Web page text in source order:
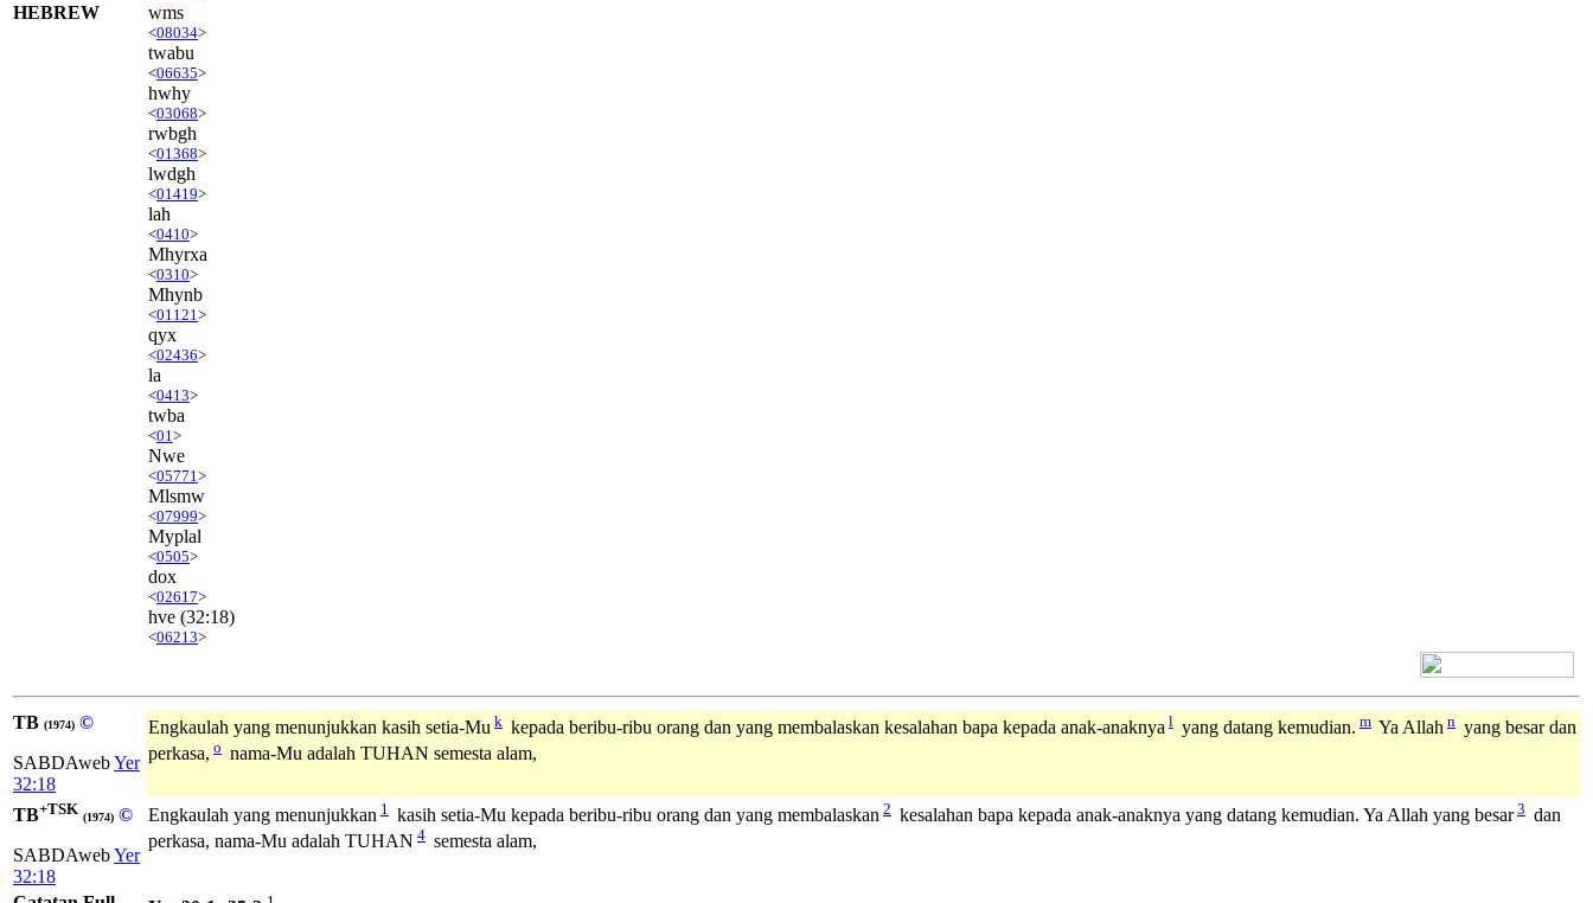
HEBREW wms
<08034>
twabu
<06635>
hwhy
<03068>
rwbgh
<01368>
lwdgh
<01419>
lah
<0410>
Mhyrxa
<0310>
Mhynb
<01121 >
qyx
<02436>
la
<0413>
twba
<01 >
Nwe
<05771 >
Mlsmw
<07999>
Myplal
<0505>
dox
<02617>
hve (32:18)
<06213>
TB (1974) ©
SABDAwebYer
32:18
Engkaulah yang menunjukkan kasih setia-Mu k kepada beribu-ribu orang dan yang membalaskan kesalahan bapa kepada anak-anaknya l yang datang kemudian. m Ya Allah n yang besar dan
perkasa, o nama-Mu adalah TUHAN semesta alam,
TB+TSK (1974) ©
SABDAwebYer
32:18
Engkaulah yang menunjukkan 1 kasih setia-Mu kepada beribu-ribu orang dan yang membalaskan 2 kesalahan bapa kepada anak-anaknya yang datang kemudian. Ya Allah yang besar 3 dan
perkasa, nama-Mu adalah TUHAN 4 semesta alam,